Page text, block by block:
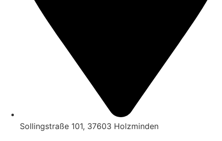
Sollingstraße 101, 37603 Holzminden